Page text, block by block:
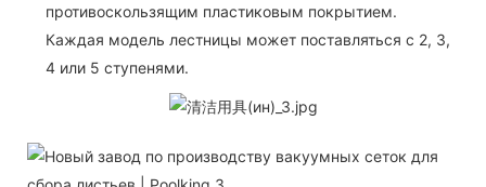
противоскользящим пластиковым покрытием.
Каждая модель лестницы может поставляться с 2, 3,
4 или 5 ступенями.